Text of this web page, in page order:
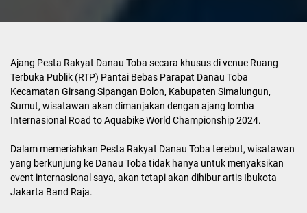
Ajang Pesta Rakyat Danau Toba secara khusus di venue Ruang
Terbuka Publik (RTP) Pantai Bebas Parapat Danau Toba
Kecamatan Girsang Sipangan Bolon, Kabupaten Simalungun,
Sumut, wisatawan akan dimanjakan dengan ajang lomba
Internasional Road to Aquabike World Championship 2024.
Dalam memeriahkan Pesta Rakyat Danau Toba terebut, wisatawan
yang berkunjung ke Danau Toba tidak hanya untuk menyaksikan
event internasional saya, akan tetapi akan dihibur artis Ibukota
Jakarta Band Raja.